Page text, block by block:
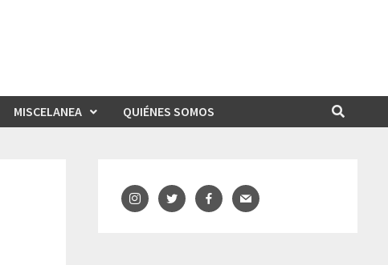
MISCELANEA QUIÉNES SOMOS